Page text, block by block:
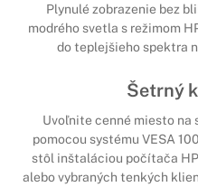
Plynulé zobrazenie bez
modrého svetla s režimom
do teplejšieho spektra
Šetrný
Uvoľnite cenné miesto na
pomocou systému VESA
stôl inštaláciou počítača
alebo vybraných tenkých